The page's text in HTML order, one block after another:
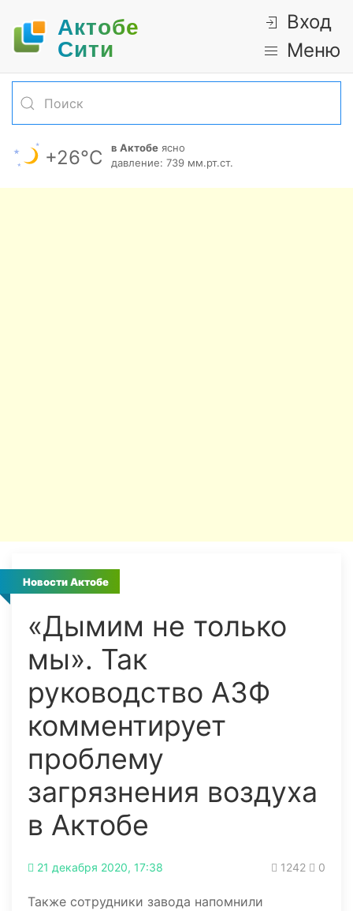
Актобе
Cити
Вход
Меню
+26°С в Актобе ясно
давление: 739 мм.рт.ст.
Новости Актобе
«Дымим не только
мы». Так
руководство АЗФ
комментирует
проблему
загрязнения воздуха
в Актобе
21 декабря 2020, 17:38 1242 0
Также сотрудники завода напомнили